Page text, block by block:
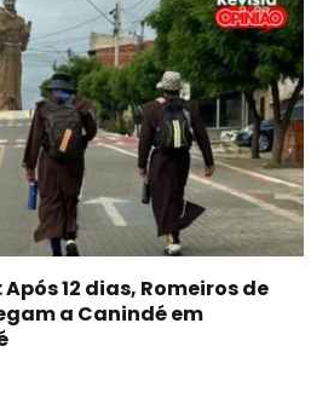
12 dias, Romeiros de
a Canindé em